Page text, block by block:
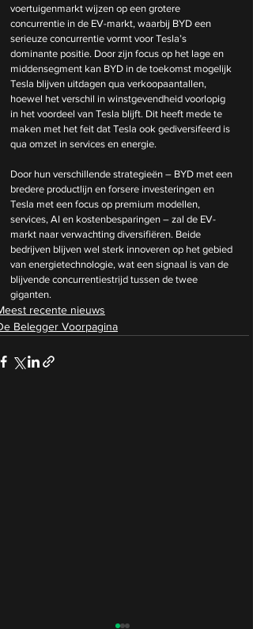
voertuigenmarkt wijzen op een grotere
concurrentie in de EV-markt, waarbij BYD een
serieuze concurrentie vormt voor Tesla’s
dominante positie. Door zijn focus op het lage en
middensegment kan BYD in de toekomst mogelijk
Tesla blijven uitdagen qua verkoopaantallen,
hoewel het verschil in winstgevendheid voorlopig
in het voordeel van Tesla blijft. Dit heeft mede te
maken met het feit dat Tesla ook gediversifeerd is
qua omzet in services en energie.
Door hun verschillende strategieën – BYD met een
bredere productlijn en forsere investeringen en
Tesla met een focus op premium modellen,
services, AI en kostenbesparingen – zal de EV-
markt naar verwachting diversifiëren. Beide
bedrijven blijven wel sterk innoveren op het gebied
van energietechnologie, wat een signaal is van de
blijvende concurrentiestrijd tussen de twee
giganten.
recente nieuws
Belegger Voorpagina